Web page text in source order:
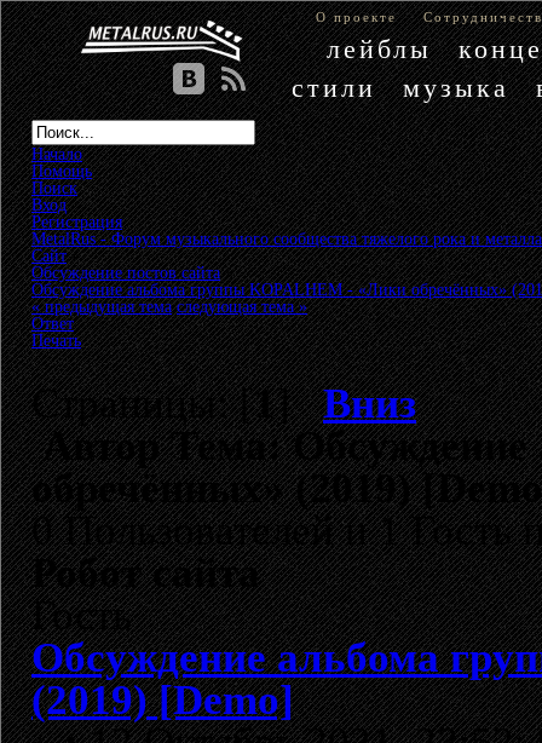
О проекте
лейблы
стили
музыка
Начало
Помощь
Поиск
Вход
Регистрация
MetalRus - Форум музыкального сообщества тяжелого рока и металла
Сайт»
Обсуждение постов сайта»
Обсуждение альбома группы KOPALHEM - «Лики обречённых»
« предыдущая тема следующая тема »
Ответ
Печать
Страницы: [1]Вниз
АвторТема: Обсуждение
обречённых» (2019)
0 Пользователей и 1 Гость
Робот сайта
Гость
Обсуждение альбома
(2019) [Demo]